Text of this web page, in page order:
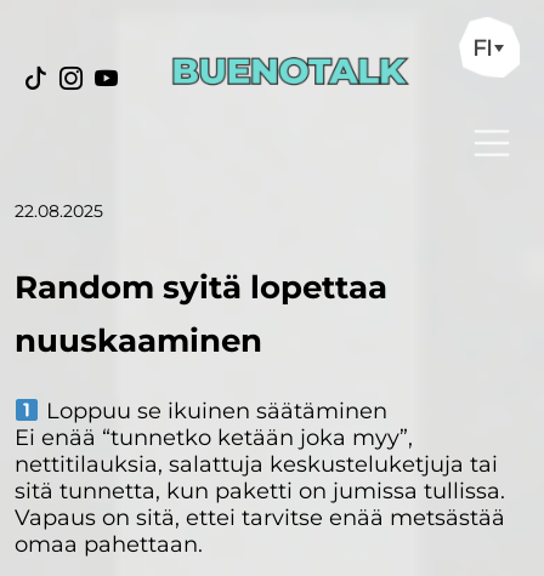
FI
22.08.2025
Random syitä lopettaa
nuuskaaminen
Loppuu se ikuinen säätäminen
Ei enää “tunnetko ketään joka myy”,
nettitilauksia, salattuja keskusteluketjuja tai
sitä tunnetta, kun paketti on jumissa tullissa.
Vapaus on sitä, ettei tarvitse enää metsästää
omaa pahettaan.